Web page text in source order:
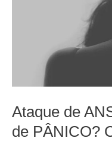
Ataque de
de PÂNICO?